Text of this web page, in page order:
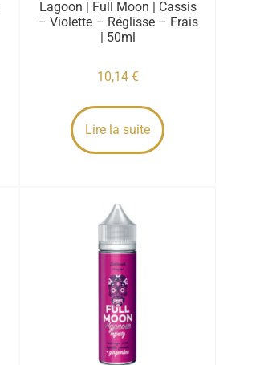
Lagoon | Full Moon | Cassis
– Violette – Réglisse – Frais
| 50ml
10,14 €
Lire la suite